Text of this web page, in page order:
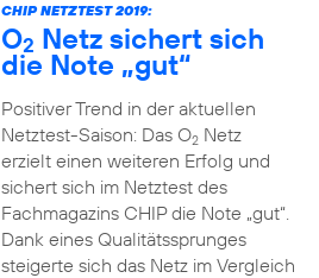
CHIP NETZTEST 2019:
O2 Netz sichert sich
die Note „gut“
Positiver Trend in der aktuellen
Netztest-Saison: Das O2Netz
erzielt einen weiteren Erfolg und
sichert sich im Netztest des
Fachmagazins CHIP die Note „gut“.
Dank eines Qualitätssprunges
steigerte sich das Netz im Vergleich